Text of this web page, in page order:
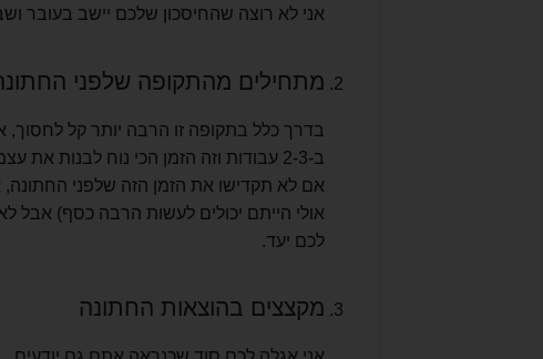
אני לא רוצה שהחיסכון שלכם יישב בעובר
מתחילים מהתקופה שלפני
בדרך כלל בתקופה זו הרבה יותר קל לחסוך,
ב-2-3 עבודות וזה הזמן הכי נוח לבנות את עצמכם.
אם לא תקדישו את הזמן הזה שלפני
אולי הייתם יכולים לעשות הרבה כסף) אבל
לכם יעד.
מקצצים בהוצאות החתונה